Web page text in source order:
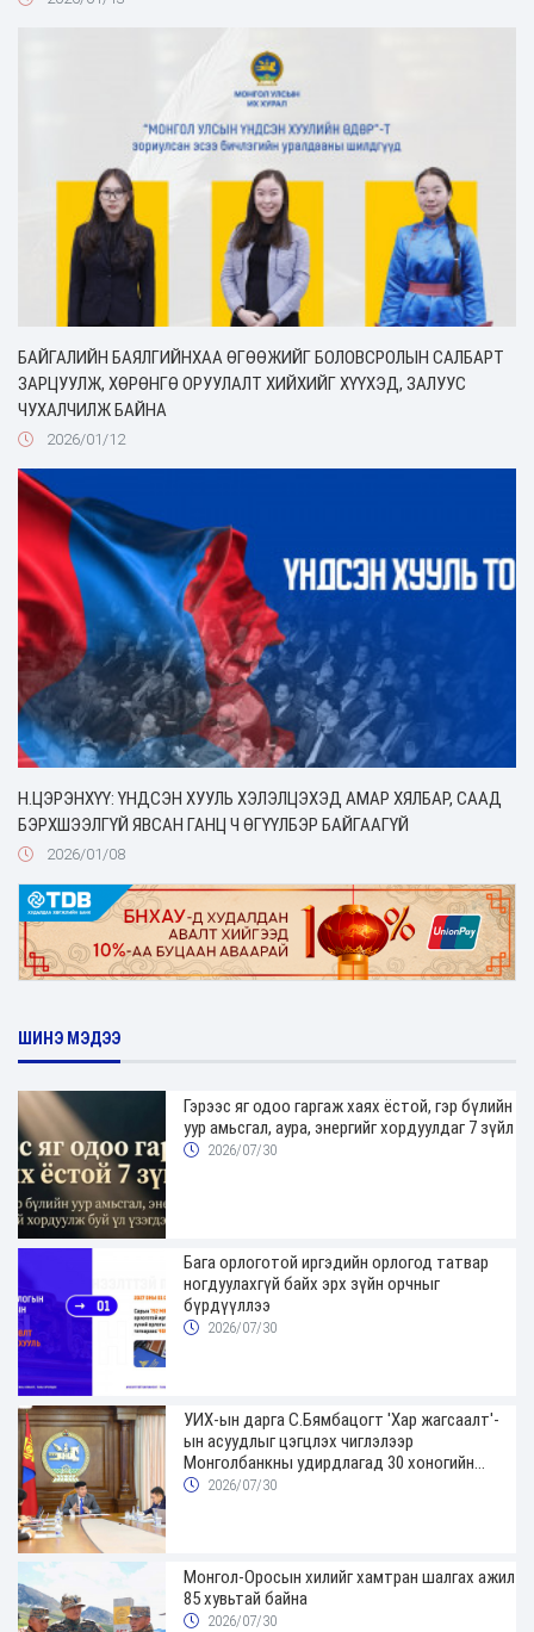
БАЙГАЛИЙН БАЯЛГИЙНХАА ӨГӨӨЖИЙГ БОЛОВСРОЛЫН САЛБАРТ
ЗАРЦУУЛЖ, ХӨРӨНГӨ ОРУУЛАЛТ ХИЙХИЙГ ХҮҮХЭД, ЗАЛУУС
ЧУХАЛЧИЛЖ БАЙНА
2026/01/12
Н.ЦЭРЭНХҮҮ: ҮНДСЭН ХУУЛЬ ХЭЛЭЛЦЭХЭД АМАР ХЯЛБАР, СААД
БЭРХШЭЭЛГҮЙ ЯВСАН ГАНЦ Ч ӨГҮҮЛБЭР БАЙГААГҮЙ
2026/01/08
ШИНЭ МЭДЭЭ
Гэрээс яг одоо гаргаж хаях ёстой, гэр бүлийн
уур амьсгал, аура, энергийг хордуулдаг 7 зүйл
2026/07/30
Бага орлоготой иргэдийн орлогод татвар
ногдуулахгүй байх эрх зүйн орчныг
бүрдүүллээ
2026/07/30
УИХ-ын дарга С.Бямбацогт 'Хар жагсаалт'-
ын асуудлыг цэгцлэх чиглэлээр
Монголбанкны удирдлагад 30 хоногийн
хугацаатай үүрэг өглөө
2026/07/30
Монгол-Оросын хилийг хамтран шалгах ажил
85 хувьтай байна
2026/07/30